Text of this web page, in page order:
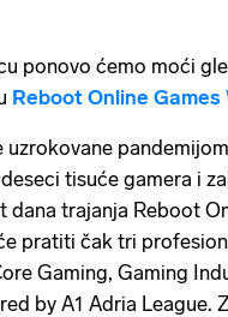
ponovo ćemo moći
Reboot Online Games
pandemijom
tisuće gamera i
dana trajanja Reboot
pratiti čak tri
Gaming, Gaming
by A1 Adria League.